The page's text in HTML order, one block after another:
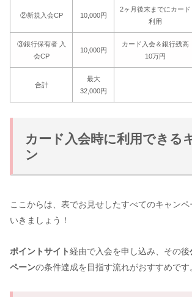
②新規入会CP 10,000円
2ヶ月後末までにカード
利用
③銀行保有者 入
会CP
10,000円
カード入会＆銀行残高
10万円
合計
最大
32,000円
カード入会時に利用できる
ン
ここからは、表でお見せしたすべてのキャンペ
いきましょう！
ポイントサイト経由で入会を申し込み、その後
ペーンの条件達成を目指す流れがおすすめです